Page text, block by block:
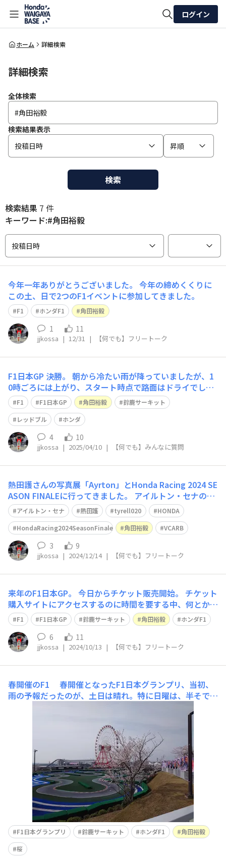
全体検索
ログイン
ホーム 詳細検索
詳細検索
全体検索
検索結果表示
投稿日時
昇順
検索
検索結果 7 件
キーワード:#角田裕毅
投稿日時
今年一年ありがとうございました。 今年の締めくくりに
この土、日で2つのF1イベントに参加してきました。
F1 ホンダF1 角田裕毅
1 11
jjkossa | 12/31 | 【何でも】フリートーク
F1日本GP 決勝。 朝から冷たい雨が降っていましたが、1
0時ごろには上がり、スタート時点で路面はドライでし
た。 市川団十郎、新之助親子の連獅子披露、三笠宮彬子
様のお言葉、国歌斉唱のあと、スタートしました。 ポー
ルポジションのレッドブルのフェルスタッペン選手がトッ
プで飛び出し、ゴールまでレースを支配
F1 F1日本GP 角田裕毅
鈴鹿サーキット
レッドブル
ホンダ
4 10
jjkossa | 2025/04/10 | 【何でも】みんなに質問
熱田護さんの写真展「Ayrton」とHonda Racing 2024 SE
ASON FINALEに行ってきました。 アイルトン・セナの最
後のレース前の表情が印象的でした。 ウエルカムプラザ
でのティレル020の展示も久しぶりのお目見えで、見るこ
とができて最高でした。
アイルトン・セナ 熱田護 tyrell020
HONDA
HondaRacing2024SeasonFinale
角田裕毅 VCARB
3 9
jjkossa | 2024/12/14 | 【何でも】フリートーク
来年のF1日本GP。 今日からチケット販売開始。 チケット
購入サイトにアクセスするのに時間を要する中、何とかゲ
ット。 今から、楽しみです！
F1 F1日本GP 鈴鹿サーキット 角田裕毅 ホンダF1
6 11
jjkossa | 2024/10/13 | 【何でも】フリートーク
春開催のF1
春開催となったF1日本グランプリ、当初、
雨の予報だったのが、土日は晴れ。特に日曜は、半そでで
外から訪れた方々も桜をバックに写真を撮る姿が、そこか
しこで見られました。 レースは、ホンダのパワーユニッ
トを積むレッドブルのフェルスタッペン選手とペレス選
F1日本グランプリ 鈴鹿サーキット ホンダF1
角田裕毅
桜